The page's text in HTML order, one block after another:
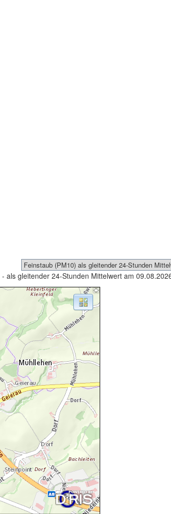
- als gleitender 24-Stunden Mittelwert am